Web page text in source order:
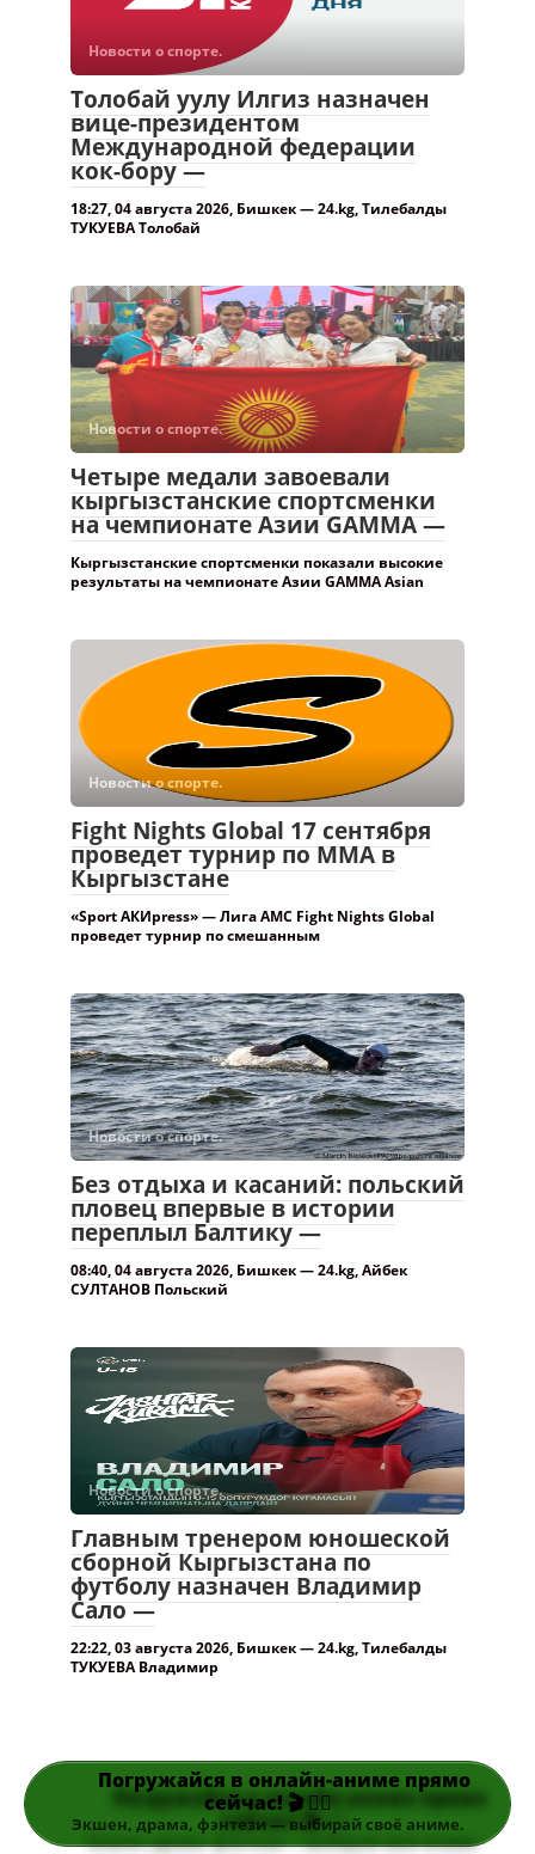
Новости о спорте.
Толобай уулу Илгиз назначен
вице-президентом
Международной федерации
кок-бору —
18:27, 04 августа 2026, Бишкек — 24.kg, Тилебалды
ТУКУЕВА Толобай
Новости о спорте.
Четыре медали завоевали
кыргызстанские спортсменки
на чемпионате Азии GAMMA —
Кыргызстанские спортсменки показали высокие
результаты на чемпионате Азии GAMMA Asian
Новости о спорте.
Fight Nights Global 17 сентября
проведет турнир по ММА в
Кыргызстане
«Sport АКИpress» — Лига AMC Fight Nights Global
проведет турнир по смешанным
Новости о спорте.
Без отдыха и касаний: польский
пловец впервые в истории
переплыл Балтику —
08:40, 04 августа 2026, Бишкек — 24.kg, Айбек
СУЛТАНОВ Польский
Новости о спорте.
Главным тренером юношеской
сборной Кыргызстана по
футболу назначен Владимир
Сало —
22:22, 03 августа 2026, Бишкек — 24.kg, Тилебалды
ТУКУЕВА Владимир
Погружайся в онлайн-аниме прямо
сейчас! 🎬 👆🏻
Экшен, драма, фэнтези — выбирай своё аниме.